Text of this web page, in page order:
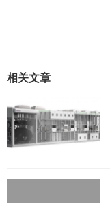
相关文章